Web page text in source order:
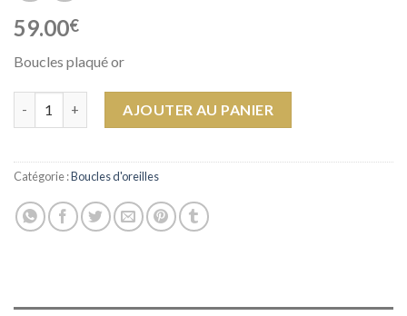
59.00€
Boucles plaqué or
AJOUTER AU PANIER
Catégorie :Boucles d'oreilles